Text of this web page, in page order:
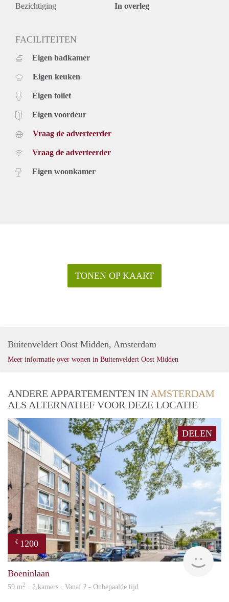
Bezichtiging In overleg
FACILITEITEN
Eigen badkamer
Eigen keuken
Eigen toilet
Eigen voordeur
Vraag de adverteerder
Vraag de adverteerder
Eigen woonkamer
TONEN OP KAART
Buitenveldert Oost Midden, Amsterdam
Meer informatie over wonen in Buitenveldert Oost Midden
ANDERE APPARTEMENTEN IN AMSTERDAM
ALS ALTERNATIEF VOOR DEZE LOCATIE
DELEN
€ 1200
Boeninlaan
59 m2 · 2 kamers · Vanaf ? - Onbepaalde tijd